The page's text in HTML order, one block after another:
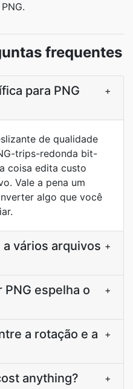
frequentes
para PNG
+
de qualidade
trips-redonda bit-
coisa edita custo
Vale a pena um
algo que você
vários arquivos +
espelha o
+
a rotação e a
+
anything? +